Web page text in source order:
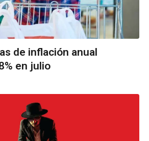
de inflación anual
en julio